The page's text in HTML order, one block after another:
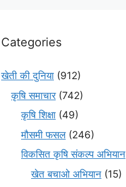
Categories
खेती की दुनिया (912)
कृषि समाचार(742)
कृषि शिक्षा (49)
मौसमी फसल(246)
विकसित कृषि संकल्प अभियान
खेत बचाओ अभियान (15)